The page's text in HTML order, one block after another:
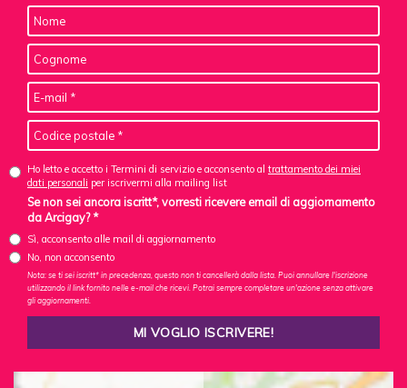
Ho letto e accetto i Termini di servizio e acconsento al trattamento dei miei
dati personali per iscrivermi alla mailing list
Se non sei ancora iscritt*, vorresti ricevere email di aggiornamento
da Arcigay? *
Sì, acconsento alle mail di aggiornamento
No, non acconsento
Nota: se ti sei iscritt* in precedenza, questo non ti cancellerà dalla lista. Puoi annullare l'iscrizione
utilizzando il link fornito nelle e-mail che ricevi. Potrai sempre completare un'azione senza attivare
gli aggiornamenti.